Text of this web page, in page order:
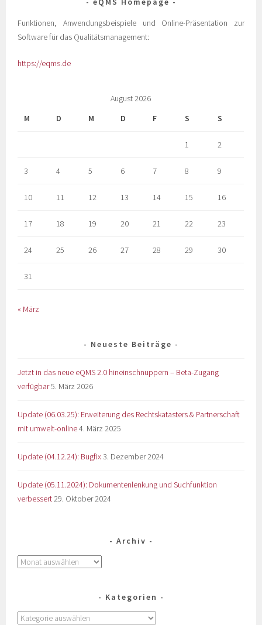
Funktionen, Anwendungsbeispiele und Online-Präsentation zur
Software für das Qualitätsmanagement:
https://eqms.de
August 2026
M
D M D F S S
1 2
3 4 5 6 7 8 9
10 11 12 13 14 15 16
17 18 19 20 21 22 23
24 25 26 27 28 29 30
31
« März
Neueste Beiträge
Jetzt in das neue eQMS 2.0 hineinschnuppern – Beta-Zugang
verfügbar5. März 2026
Update (06.03.25): Erweiterung des Rechtskatasters & Partnerschaft
mit umwelt-online4. März 2025
Update (04.12.24): Bugfix3. Dezember 2024
Update (05.11.2024): Dokumentenlenkung und Suchfunktion
verbessert29. Oktober 2024
Archiv
Kategorien